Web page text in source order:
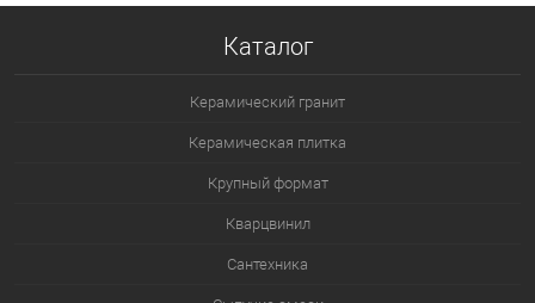
Каталог
Керамический гранит
Керамическая плитка
Крупный формат
Кварцвинил
Сантехника